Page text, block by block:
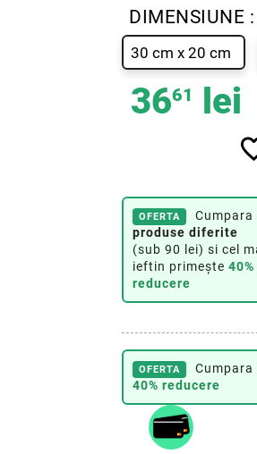
DIMENSIUNE :
30 cm x 20 cm
3661 lei
OFERTA Cumpara
produse diferite
(sub 90 lei) si cel
ieftin primește 40%
reducere
OFERTA Cumpara
40% reducere